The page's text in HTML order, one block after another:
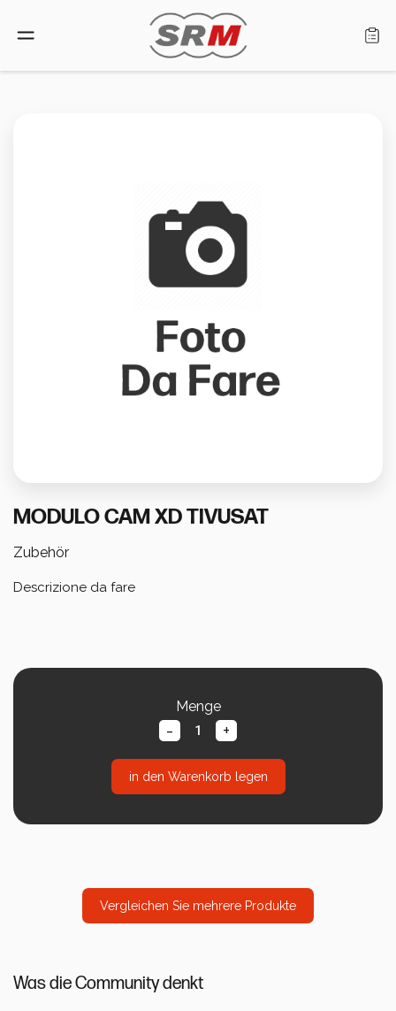
Kundendienst
Berechnen Sie Ihren Verbrauch
MODULO CAM XD TIVUSAT
Zubehör
Descrizione da fare
Menge
- +
in den Warenkorb legen
Vergleichen Sie mehrere Produkte
Was die Community denkt